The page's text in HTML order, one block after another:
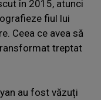
în 2015, atunci
fiul lui
Ceea ce avea să
treptat
au fost văzuți